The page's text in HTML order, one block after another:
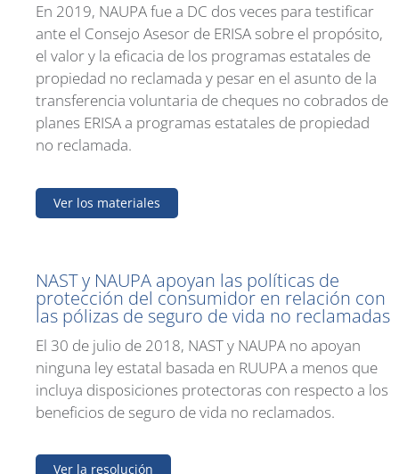
En 2019, NAUPA fue a DC dos veces para testificar
ante el Consejo Asesor de ERISA sobre el propósito,
el valor y la eficacia de los programas estatales de
propiedad no reclamada y pesar en el asunto de la
transferencia voluntaria de cheques no cobrados de
planes ERISA a programas estatales de propiedad
no reclamada.
Ver los materiales
NAST y NAUPA apoyan las políticas de
protección del consumidor en relación con
las pólizas de seguro de vida no reclamadas
El 30 de julio de 2018, NAST y NAUPA no apoyan
ninguna ley estatal basada en RUUPA a menos que
incluya disposiciones protectoras con respecto a los
beneficios de seguro de vida no reclamados.
Ver la resolución